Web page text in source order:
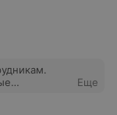
Большое
Еще